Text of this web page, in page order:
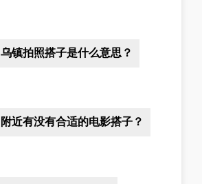
乌镇拍照搭子是什么意思？
附近有没有合适的电影搭子？